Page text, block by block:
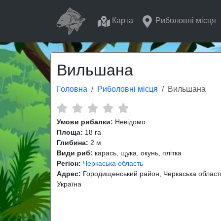
Карта Риболовні місця
Вильшана
Головна Риболовні місця Вильшана
Умови рибалки: Невідомо
Площа: 18 га
Глибина: 2 м
Види риб: карась, щука, окунь, плітка
Регіон: Черкаська область
Адрес: Городищенський район, Черкаська
Україна